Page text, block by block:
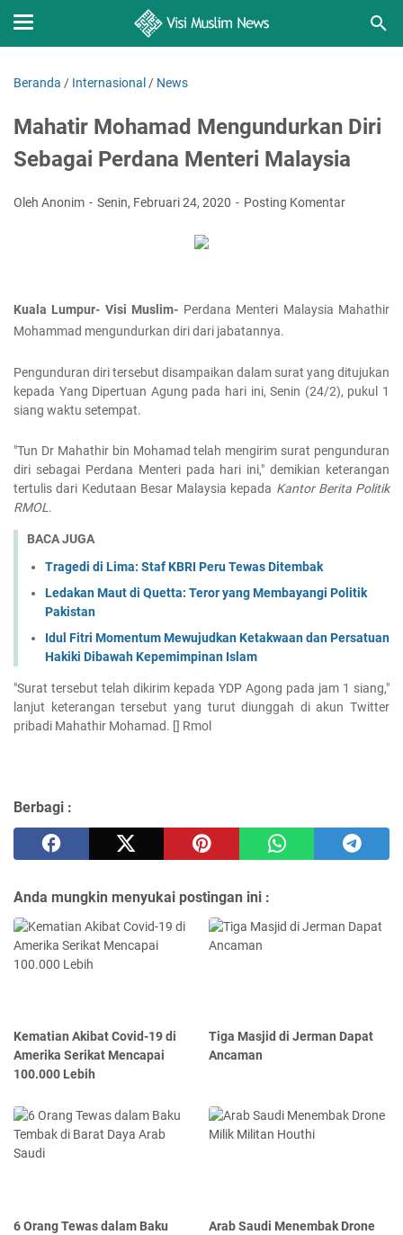
Beranda / Internasional / News
Mahatir Mohamad Mengundurkan Diri
Sebagai Perdana Menteri Malaysia
Oleh Anonim Senin, Februari 24, 2020 Posting Komentar
Kuala Lumpur- Visi Muslim- Perdana Menteri Malaysia Mahathir
Mohammad mengundurkan diri dari jabatannya.
Pengunduran diri tersebut disampaikan dalam surat yang ditujukan
kepada Yang Dipertuan Agung pada hari ini, Senin (24/2), pukul 1
siang waktu setempat.
"Tun Dr Mahathir bin Mohamad telah mengirim surat pengunduran
diri sebagai Perdana Menteri pada hari ini," demikian keterangan
tertulis dari Kedutaan Besar Malaysia kepada Kantor Berita Politik
RMOL .
BACA JUGA
Tragedi di Lima: Staf KBRI Peru Tewas Ditembak
Ledakan Maut di Quetta: Teror yang Membayangi Politik
Pakistan
Idul Fitri Momentum Mewujudkan Ketakwaan dan Persatuan
Hakiki Dibawah Kepemimpinan Islam
"Surat tersebut telah dikirim kepada YDP Agong pada jam 1 siang,"
lanjut keterangan tersebut yang turut diunggah di akun Twitter
pribadi Mahathir Mohamad. [] Rmol
Berbagi :
Anda mungkin menyukai postingan ini :
Kematian Akibat Covid-19 di
Amerika Serikat Mencapai
100.000 Lebih
Tiga Masjid di Jerman Dapat
Ancaman
6 Orang Tewas dalam Baku
Arab Saudi Menembak Drone